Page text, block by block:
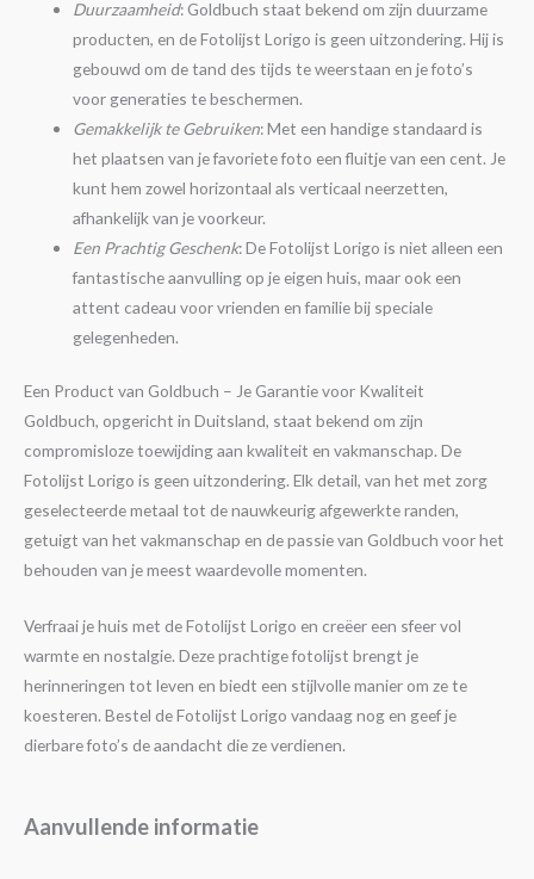
Duurzaamheid: Goldbuch staat bekend om zijn duurzame
producten, en de Fotolijst Lorigo is geen uitzondering. Hij is
gebouwd om de tand des tijds te weerstaan en je foto’s
voor generaties te beschermen.
Gemakkelijk te Gebruiken: Met een handige standaard is
het plaatsen van je favoriete foto een fluitje van een cent. Je
kunt hem zowel horizontaal als verticaal neerzetten,
afhankelijk van je voorkeur.
Een Prachtig Geschenk: De Fotolijst Lorigo is niet alleen een
fantastische aanvulling op je eigen huis, maar ook een
attent cadeau voor vrienden en familie bij speciale
gelegenheden.
Een Product van Goldbuch – Je Garantie voor Kwaliteit
Goldbuch, opgericht in Duitsland, staat bekend om zijn
compromisloze toewijding aan kwaliteit en vakmanschap. De
Fotolijst Lorigo is geen uitzondering. Elk detail, van het met zorg
geselecteerde metaal tot de nauwkeurig afgewerkte randen,
getuigt van het vakmanschap en de passie van Goldbuch voor het
behouden van je meest waardevolle momenten.
Verfraai je huis met de Fotolijst Lorigo en creëer een sfeer vol
warmte en nostalgie. Deze prachtige fotolijst brengt je
herinneringen tot leven en biedt een stijlvolle manier om ze te
koesteren. Bestel de Fotolijst Lorigo vandaag nog en geef je
dierbare foto’s de aandacht die ze verdienen.
Aanvullende informatie